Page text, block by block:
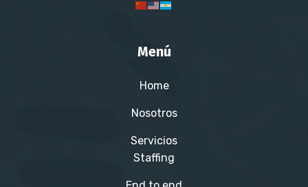
Menú
Home
Nosotros
Servicios
Staffing